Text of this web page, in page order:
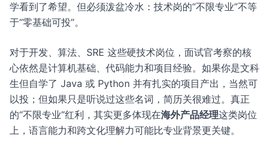
学看到了希望。但必须泼盆冷水：技术岗的“不限专业”不等
于“零基础可投”。
对于开发、算法、SRE 这些硬技术岗位，面试官考察的核
心依然是计算机基础、代码能力和项目经验。如果你是文科
生但自学了 Java 或 Python 并有扎实的项目产出，当然可
以投；但如果只是听说过这些名词，简历关很难过。真正
的“不限专业”红利，其实更多体现在海外产品经理这类岗位
上，语言能力和跨文化理解力可能比专业背景更关键。